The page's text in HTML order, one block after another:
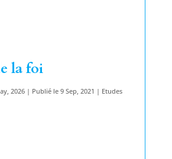
la foi
2026 | Publié le 9 Sep, 2021 | Etudes